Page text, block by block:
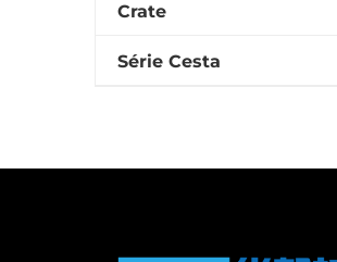
Crate
Série Cesta